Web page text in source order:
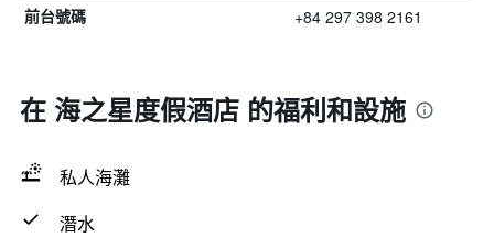
前台號碼 +84 297 398 2161
在 海之星度假酒店 的福利和設施
私人海灘
潛水